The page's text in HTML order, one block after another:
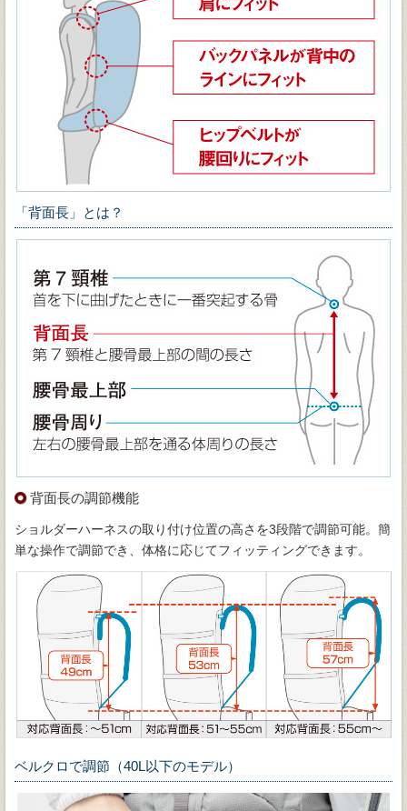
「背面長」とは？
背面長の調節機能
ショルダーハーネスの取り付け位置の高さを3段階で調節可能。簡
単な操作で調節でき、体格に応じてフィッティングできます。
ベルクロで調節（40L以下のモデル）